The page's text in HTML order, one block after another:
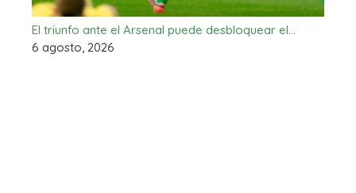
El triunfo ante el Arsenal puede desbloquear el…
6 agosto, 2026